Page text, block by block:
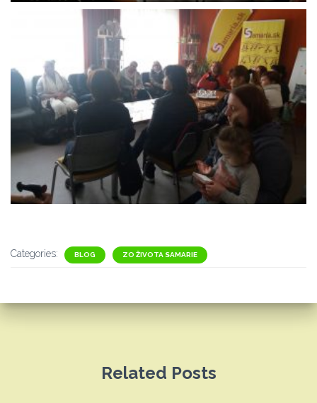
Categories: BLOG ZO ŽIVOTA SAMARIE
Related Posts